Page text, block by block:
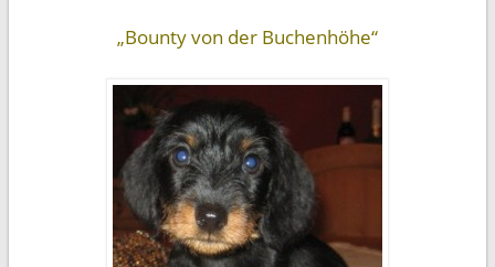
„Bounty von der Buchenhöhe“